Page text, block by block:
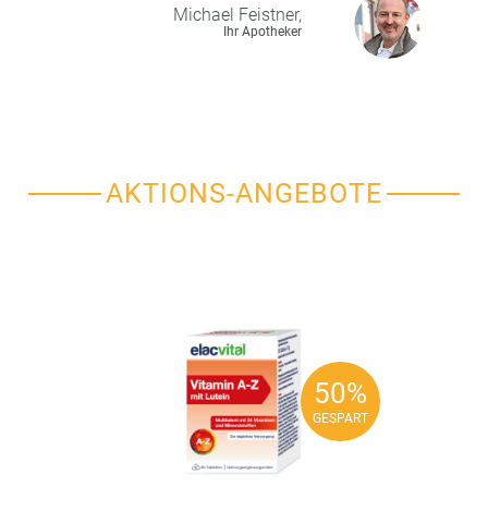
Michael Feistner,
Ihr Apotheker
AKTIONS-ANGEBOTE
50%
GESPART
50%
GESPART